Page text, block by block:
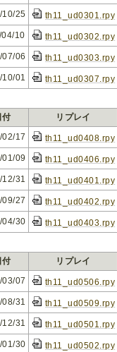
10/25
th11_ud0301.rpy
10
th11_ud0302.rpy
06
th11_ud0303.rpy
01 th11_ud0307.rpy
付 リプレイ
17
th11_ud0408.rpy
09
th11_ud0406.rpy
31
th11_ud0401.rpy
27
th11_ud0402.rpy
04/30 th11_ud0403.rpy
付 リプレイ
07
th11_ud0506.rpy
31
th11_ud0509.rpy
31
th11_ud0501.rpy
01/30
th11_ud0502.rpy